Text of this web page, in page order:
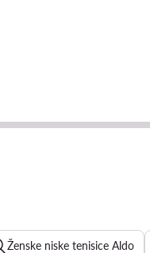
Ženske niske tenisice Aldo